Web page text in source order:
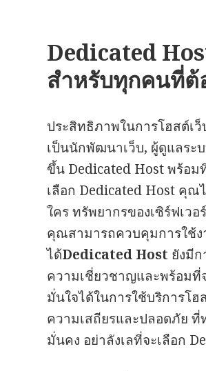
Dedicated
สำหรับทุกคนที่ต้
ประสิทธิภาพในการโฮสต์
เป็นนักพัฒนาเว็บ, ผู้ดูแลระ
ขึ้น Dedicated Host พร้อ
เลือก Dedicated Host คุ
ใคร ทรัพยากรของเซิร์ฟเว
คุณสามารถควบคุมการใช้
ได้Dedicated Host ยังมี
ความเชี่ยวชาญและพร้อม
มั่นใจได้ในการใช้บริการโ
ความเสถียรและปลอดภัย ที่
มั่นคง อย่าลังเลที่จะเลือก